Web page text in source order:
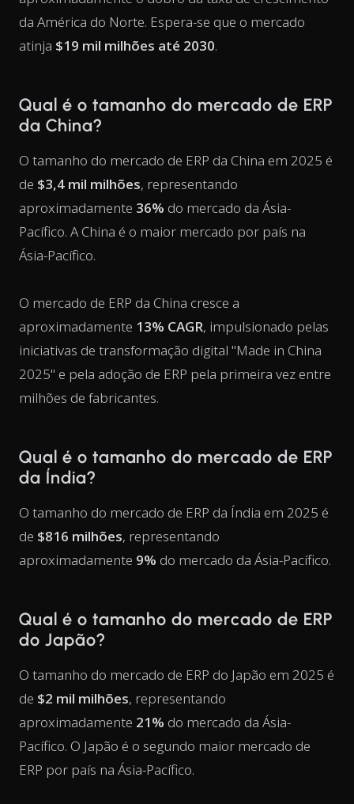
da América do Norte. Espera-se que o mercado
atinja $19 mil milhões até 2030.
Qual é o tamanho do mercado de ERP
da China?
O tamanho do mercado de ERP da China em 2025 é
de $3,4 mil milhões, representando
aproximadamente 36% do mercado da Ásia-
Pacífico. A China é o maior mercado por país na
Ásia-Pacífico.
O mercado de ERP da China cresce a
aproximadamente 13% CAGR, impulsionado pelas
iniciativas de transformação digital "Made in China
2025" e pela adoção de ERP pela primeira vez entre
milhões de fabricantes.
Qual é o tamanho do mercado de ERP
da Índia?
O tamanho do mercado de ERP da Índia em 2025 é
de $816 milhões, representando
aproximadamente 9% do mercado da Ásia-Pacífico.
Qual é o tamanho do mercado de ERP
do Japão?
O tamanho do mercado de ERP do Japão em 2025 é
de $2 mil milhões, representando
aproximadamente 21% do mercado da Ásia-
Pacífico. O Japão é o segundo maior mercado de
ERP por país na Ásia-Pacífico.